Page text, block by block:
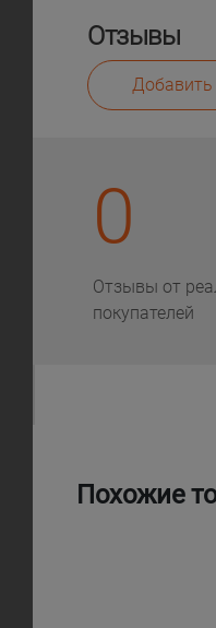
Отзывы
Добавить
0
Отзывы от
покупателей
Похожие